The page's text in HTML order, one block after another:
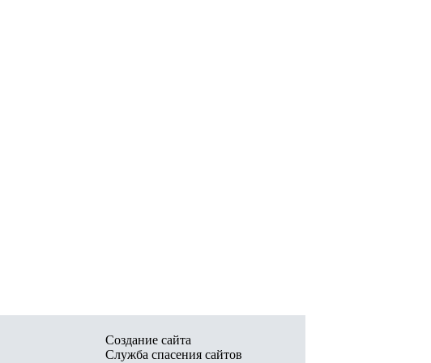
Создание сайта
Служба спасения сайтов